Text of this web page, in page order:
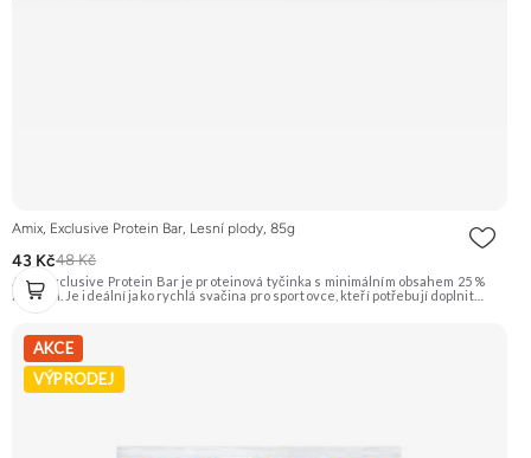
Amix, Exclusive Protein Bar, Lesní plody, 85g
43 Kč48 Kč
Amix Exclusive Protein Bar je proteinová tyčinka s minimálním obsahem 25 %
bílkovin. Je ideální jako rychlá svačina pro sportovce, kteří potřebují doplnit
cena Vyzkoušet
AKCE
VÝPRODEJ